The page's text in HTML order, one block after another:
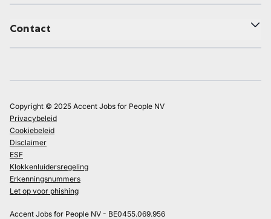
Contact
Copyright © 2025 Accent Jobs for People NV
Privacybeleid
Cookiebeleid
Disclaimer
ESF
Klokkenluidersregeling
Erkenningsnummers
Let op voor phishing
Accent Jobs for People NV - BE0455.069.956